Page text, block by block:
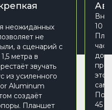
неожиданных
не
а сценарий с
метра в
звучать
из усиленного
Aluminum
создаёт
Планшет
10
45